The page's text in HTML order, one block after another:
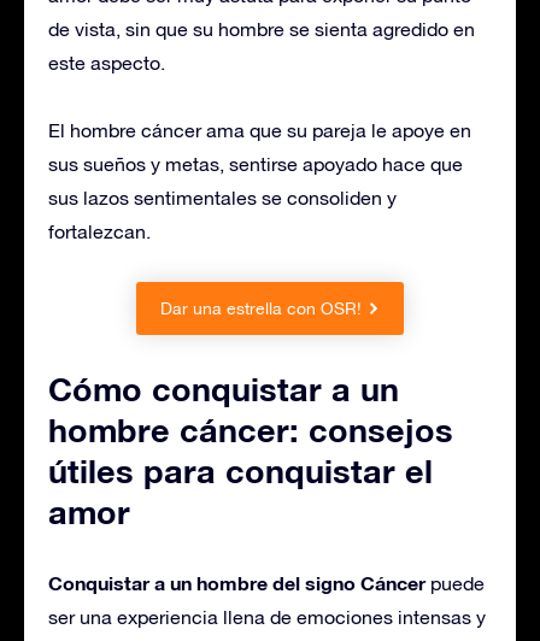
de vista, sin que su hombre se sienta agredido en
este aspecto.
El hombre cáncer ama que su pareja le apoye en
sus sueños y metas, sentirse apoyado hace que
sus lazos sentimentales se consoliden y
fortalezcan.
Dar una estrella con OSR!
Cómo conquistar a un
hombre cáncer: consejos
útiles para conquistar el
amor
Conquistar a un hombre del signo Cáncerpuede
ser una experiencia llena de emociones intensas y